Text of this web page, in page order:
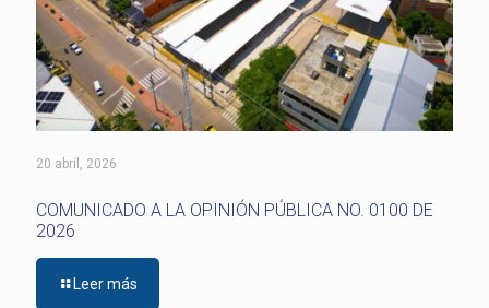
20 abril, 2026
COMUNICADO A LA OPINIÓN PÚBLICA NO. 0100 DE
2026
Leer más